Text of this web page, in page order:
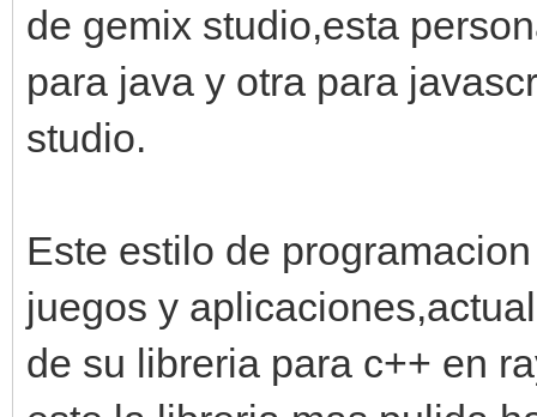
de gemix studio,esta
para java y otra para
studio.
Este estilo de
juegos y
de su libreria para c++ en